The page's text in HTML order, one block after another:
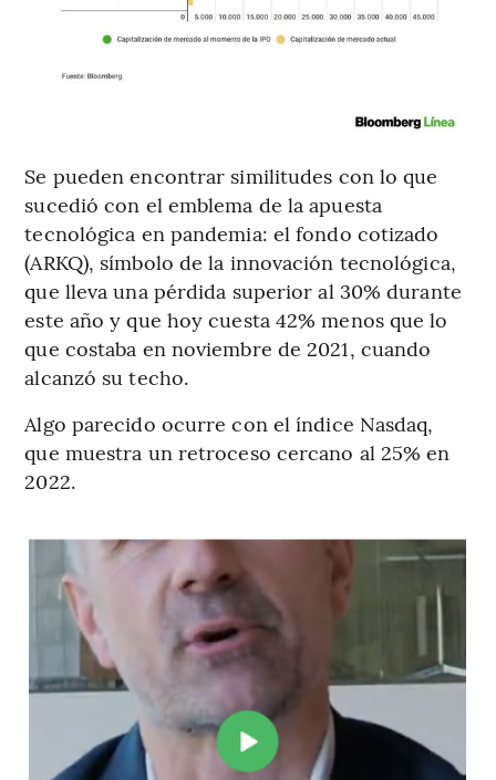
Se pueden encontrar similitudes con lo que
sucedió con el emblema de la apuesta
tecnológica en pandemia: el fondo cotizado
(ARKQ), símbolo de la innovación tecnológica,
que lleva una pérdida superior al 30% durante
este año y que hoy cuesta 42% menos que lo
que costaba en noviembre de 2021, cuando
alcanzó su techo.
Algo parecido ocurre con el índice Nasdaq,
que muestra un retroceso cercano al 25% en
2022.